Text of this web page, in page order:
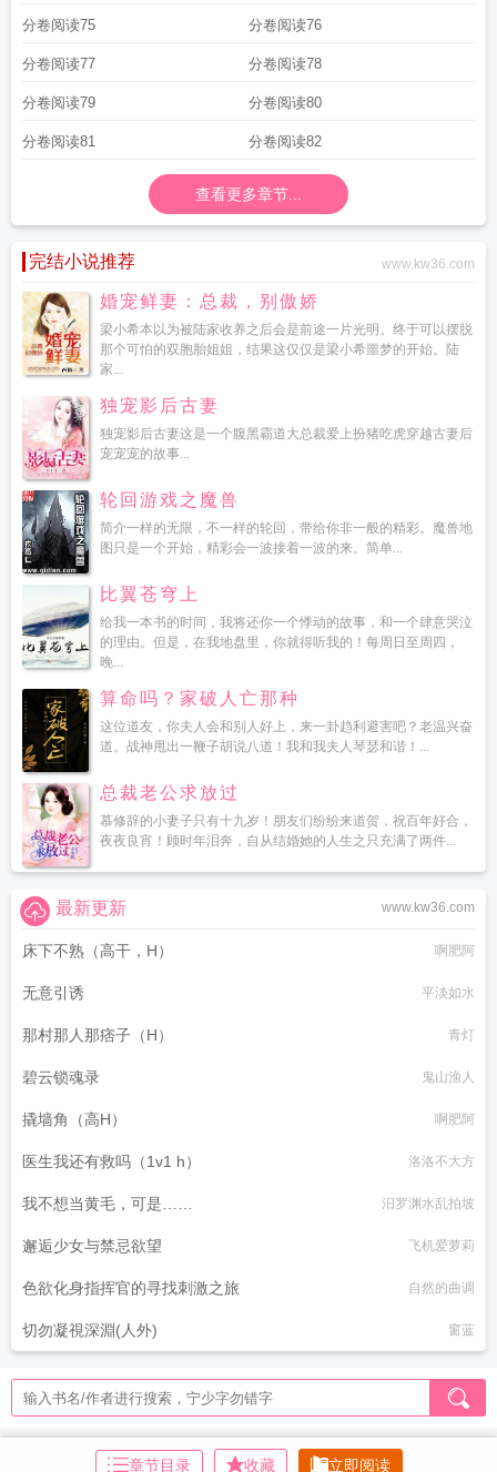
分卷阅读75 分卷阅读76
分卷阅读77 分卷阅读78
分卷阅读79 分卷阅读80
分卷阅读81 分卷阅读82
查看更多章节...
完结小说推荐 www.kw36.com
婚宠鲜妻：总裁，别傲娇
梁小希本以为被陆家收养之后会是前途一片光明。终于可以摆脱
那个可怕的双胞胎姐姐，结果这仅仅是梁小希噩梦的开始。陆
家...
独宠影后古妻
独宠影后古妻这是一个腹黑霸道大总裁爱上扮猪吃虎穿越古妻后
宠宠宠的故事...
轮回游戏之魔兽
简介一样的无限，不一样的轮回，带给你非一般的精彩。魔兽地
图只是一个开始，精彩会一波接着一波的来。简单...
比翼苍穹上
给我一本书的时间，我将还你一个悸动的故事，和一个肆意哭泣
的理由。但是，在我地盘里，你就得听我的！每周日至周四，
晚...
算命吗？家破人亡那种
这位道友，你夫人会和别人好上，来一卦趋利避害吧？老温兴奋
道。战神甩出一鞭子胡说八道！我和我夫人琴瑟和谐！...
总裁老公求放过
慕修辞的小妻子只有十九岁！朋友们纷纷来道贺，祝百年好合，
夜夜良宵！顾时年泪奔，自从结婚她的人生之只充满了两件...
www.kw36.com
最新更新
床下不熟（高干，H） 啊肥阿
无意引诱 平淡如水
那村那人那痞子（H） 青灯
碧云锁魂录 鬼山渔人
撬墙角（高H） 啊肥阿
医生我还有救吗（1v1 h） 洛洛不大方
我不想当黄毛，可是…… 汨罗渊水乱拍坡
邂逅少女与禁忌欲望 飞机爱萝莉
色欲化身指挥官的寻找刺激之旅 自然的曲调
切勿凝視深淵(人外) 窗蓝
章节目录 收藏 立即阅读